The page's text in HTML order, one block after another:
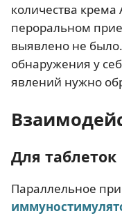
количества
пероральном
выявлено не
обнаружения у
явлений нужно
Для таблеток
Параллельное